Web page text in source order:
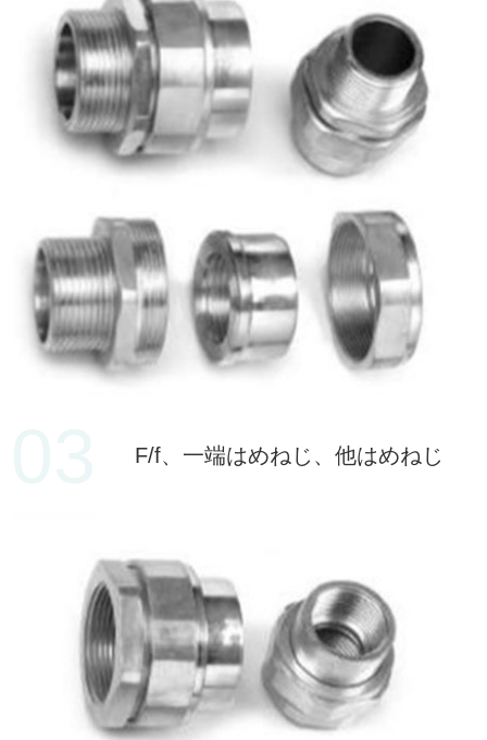
F/f、一端はめねじ、他はめねじ